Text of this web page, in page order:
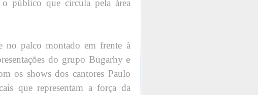
público que circula pela área
no palco montado em frente à
do grupo Bugarhy e
os shows dos cantores Paulo
que representam a força da